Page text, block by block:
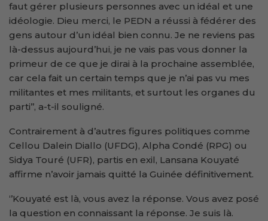
faut gérer plusieurs personnes avec un idéal et une
idéologie. Dieu merci, le PEDN a réussi à fédérer des
gens autour d’un idéal bien connu. Je ne reviens pas
là-dessus aujourd’hui, je ne vais pas vous donner la
primeur de ce que je dirai à la prochaine assemblée,
car cela fait un certain temps que je n’ai pas vu mes
militantes et mes militants, et surtout les organes du
parti’’, a-t-il souligné.
Contrairement à d’autres figures politiques comme
Cellou Dalein Diallo (UFDG), Alpha Condé (RPG) ou
Sidya Touré (UFR), partis en exil, Lansana Kouyaté
affirme n’avoir jamais quitté la Guinée définitivement.
‘’Kouyaté est là, vous avez la réponse. Vous avez posé
la question en connaissant la réponse. Je suis là.